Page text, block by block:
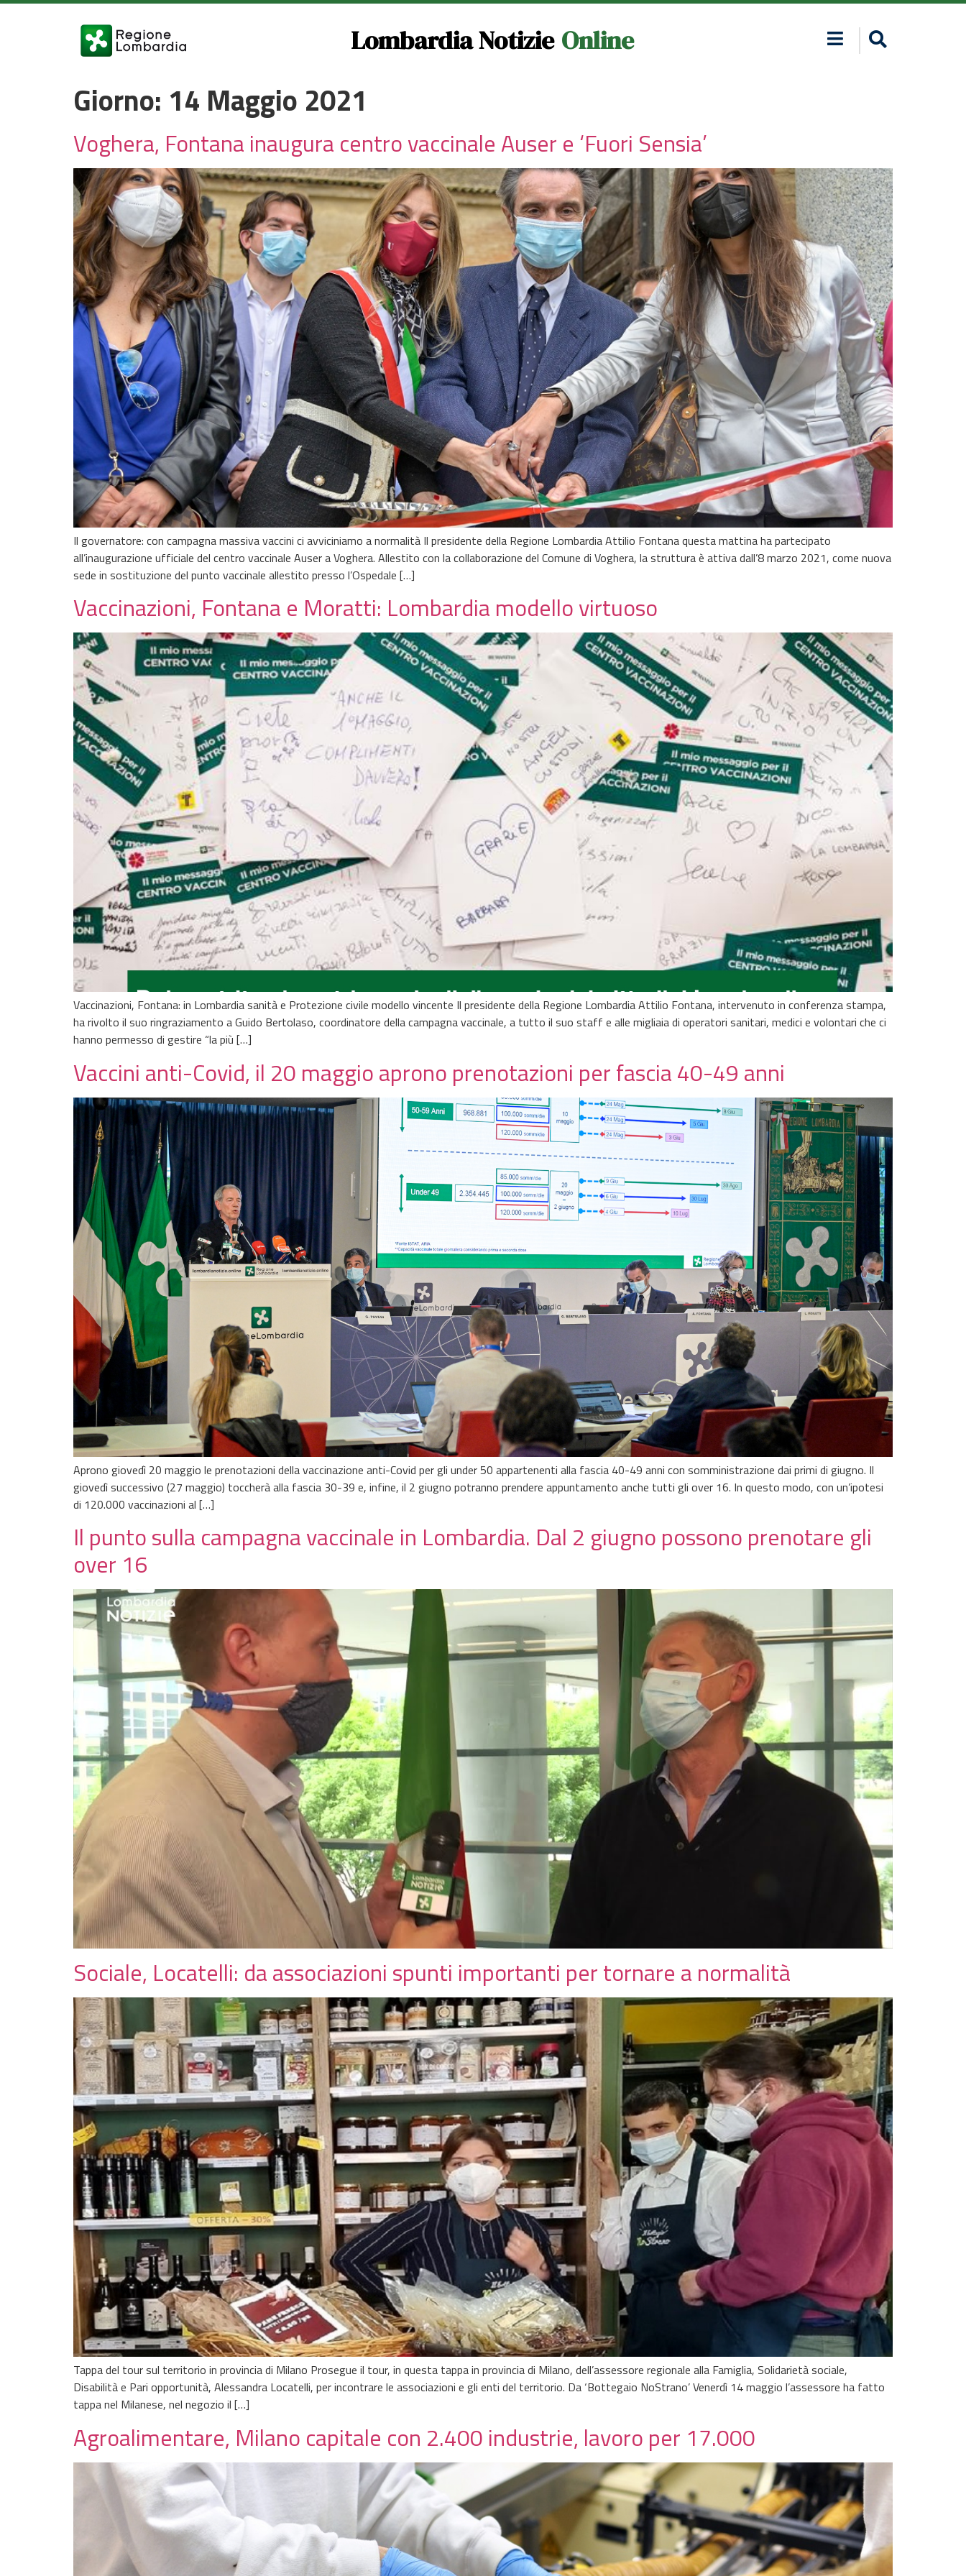
Lombardia Notizie Online
Giorno: 14 Maggio 2021
Voghera, Fontana inaugura centro vaccinale Auser e ‘Fuori Sensia’
Il governatore: con campagna massiva vaccini ci avviciniamo a normalità Il presidente della Regione Lombardia Attilio Fontana questa mattina ha partecipato
all’inaugurazione ufficiale del centro vaccinale Auser a Voghera. Allestito con la collaborazione del Comune di Voghera, la struttura è attiva dall’8 marzo 2021, come nuova
sede in sostituzione del punto vaccinale allestito presso l’Ospedale […]
Vaccinazioni, Fontana e Moratti: Lombardia modello virtuoso
Vaccinazioni, Fontana: in Lombardia sanità e Protezione civile modello vincente Il presidente della Regione Lombardia Attilio Fontana, intervenuto in conferenza stampa,
ha rivolto il suo ringraziamento a Guido Bertolaso, coordinatore della campagna vaccinale, a tutto il suo staff e alle migliaia di operatori sanitari, medici e volontari che ci
hanno permesso di gestire “la più […]
Vaccini anti-Covid, il 20 maggio aprono prenotazioni per fascia 40-49 anni
Aprono giovedì 20 maggio le prenotazioni della vaccinazione anti-Covid per gli under 50 appartenenti alla fascia 40-49 anni con somministrazione dai primi di giugno. Il
giovedì successivo (27 maggio) toccherà alla fascia 30-39 e, infine, il 2 giugno potranno prendere appuntamento anche tutti gli over 16. In questo modo, con un’ipotesi
di 120.000 vaccinazioni al […]
Il punto sulla campagna vaccinale in Lombardia. Dal 2 giugno possono prenotare gli
over 16
Sociale, Locatelli: da associazioni spunti importanti per tornare a normalità
Tappa del tour sul territorio in provincia di Milano Prosegue il tour, in questa tappa in provincia di Milano, dell’assessore regionale alla Famiglia, Solidarietà sociale,
Disabilità e Pari opportunità, Alessandra Locatelli, per incontrare le associazioni e gli enti del territorio. Da ‘Bottegaio NoStrano’ Venerdì 14 maggio l’assessore ha fatto
tappa nel Milanese, nel negozio il […]
Agroalimentare, Milano capitale con 2.400 industrie, lavoro per 17.000